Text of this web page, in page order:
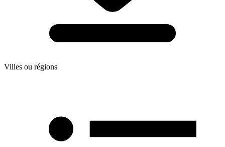
Villes ou régions